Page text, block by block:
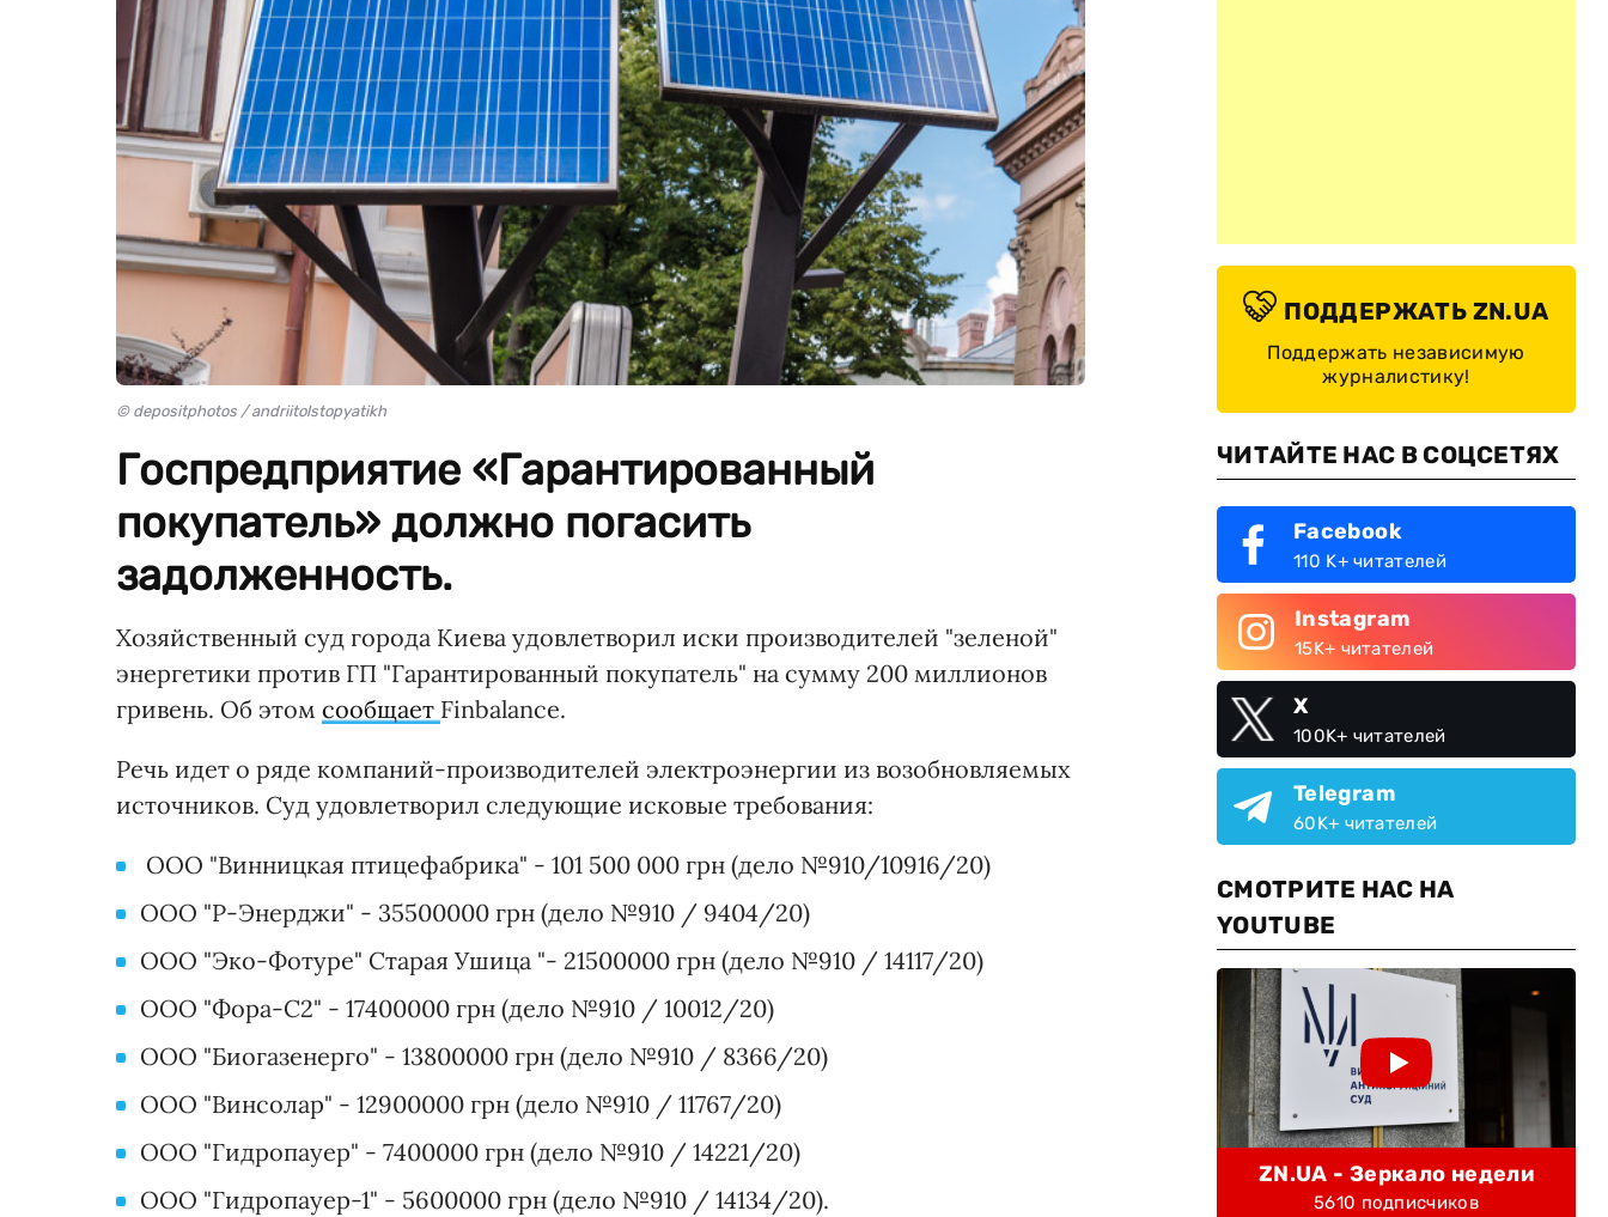
© depositphotos / andriitolstopyatikh
Госпредприятие «Гарантированный
покупатель» должно погасить
задолженность.
Хозяйственный суд города Киева удовлетворил иски производителей "зеленой"
энергетики против ГП "Гарантированный покупатель" на сумму 200 миллионов
гривень. Об этом сообщает Finbalance.
Речь идет о ряде компаний-производителей электроэнергии из возобновляемых
источников. Суд удовлетворил следующие исковые требования:
ООО "Винницкая птицефабрика" - 101 500 000 грн (дело №910/10916/20)
ООО "Р-Энерджи" - 35500000 грн (дело №910 / 9404/20)
ООО "Эко-Фотуре" Старая Ушица "- 21500000 грн (дело №910 / 14117/20)
ООО "Фора-С2" - 17400000 грн (дело №910 / 10012/20)
ООО "Биогазенерго" - 13800000 грн (дело №910 / 8366/20)
ООО "Винсолар" - 12900000 грн (дело №910 / 11767/20)
ООО "Гидропауер" - 7400000 грн (дело №910 / 14221/20)
ООО "Гидропауер-1" - 5600000 грн (дело №910 / 14134/20).
ПОДДЕРЖАТЬ ZN.UA
Поддержать независимую
журналистику!
ЧИТАЙТЕ НАС В СОЦСЕТЯХ
Facebook
110 K+ читателей
Instagram
15K+ читателей
X
100K+ читателей
Telegram
60K+ читателей
СМОТРИТЕ НАС НА
YOUTUBE
ZN.UA - Зеркало недели
5610 подписчиков